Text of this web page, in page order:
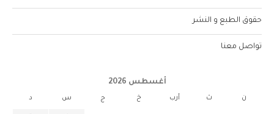
حقوق الطبع و النشر
تواصل معنا
أغسطس 2026
ن ث أرب خ ج س د